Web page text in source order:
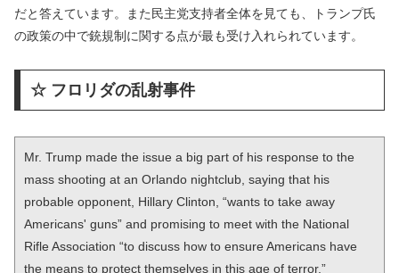
だと答えています。また民主党支持者全体を見ても、トランプ氏
の政策の中で銃規制に関する点が最も受け入れられています。
☆ フロリダの乱射事件
Mr. Trump made the issue a big part of his response to the
mass shooting at an Orlando nightclub, saying that his
probable opponent, Hillary Clinton, “wants to take away
Americans' guns” and promising to meet with the National
Rifle Association “to discuss how to ensure Americans have
the means to protect themselves in this age of terror.”